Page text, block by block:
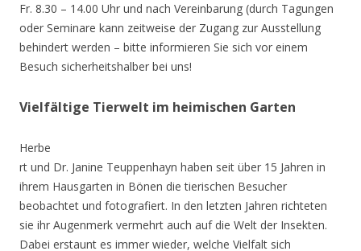
Fr. 8.30 – 14.00 Uhr und nach Vereinbarung (durch Tagungen
oder Seminare kann zeitweise der Zugang zur Ausstellung
behindert werden – bitte informieren Sie sich vor einem
Besuch sicherheitshalber bei uns!
Vielfältige Tierwelt im heimischen Garten
Herbe
rt und Dr. Janine Teuppenhayn haben seit über 15 Jahren in
ihrem Hausgarten in Bönen die tierischen Besucher
beobachtet und fotografiert. In den letzten Jahren richteten
sie ihr Augenmerk vermehrt auch auf die Welt der Insekten.
Dabei erstaunt es immer wieder, welche Vielfalt sich